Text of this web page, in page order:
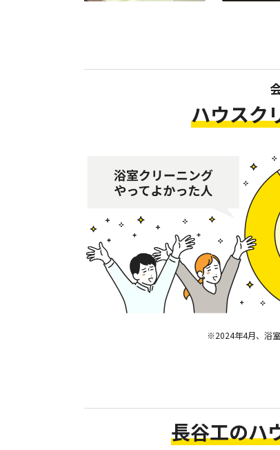
ハウスク
2024年4月、浴
長谷工のハ